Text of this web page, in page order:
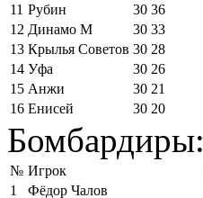
11 Рубин 30 36
12 Динамо М 30 33
13 Крылья Советов 30 28
14 Уфа 30 26
15 Анжи 30 21
16 Енисей 30 20
Бомбардиры:
№ Игрок
1
Фёдор Чалов